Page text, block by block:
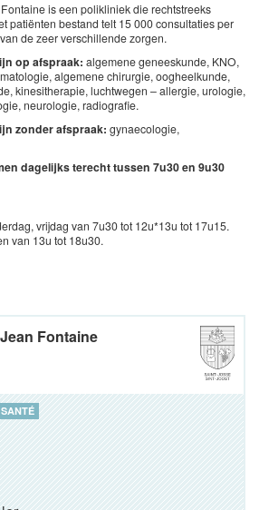
is een polikliniek die rechtstreeks
patiënten bestand telt 15 000 consultaties per
de zeer verschillende zorgen.
op afspraak: algemene geneeskunde, KNO,
algemene chirurgie, oogheelkunde,
kinesitherapie, luchtwegen – allergie, urologie,
neurologie, radiografie.
zonder afspraak: gynaecologie,
dagelijks terecht tussen 7u30 en 9u30
vrijdag van 7u30 tot 12u*13u tot 17u15.
van 13u tot 18u30.
Fontaine
SANTÉ